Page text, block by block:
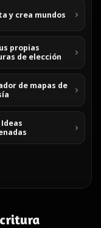
y crea mundos
propias
de elección
de mapas de